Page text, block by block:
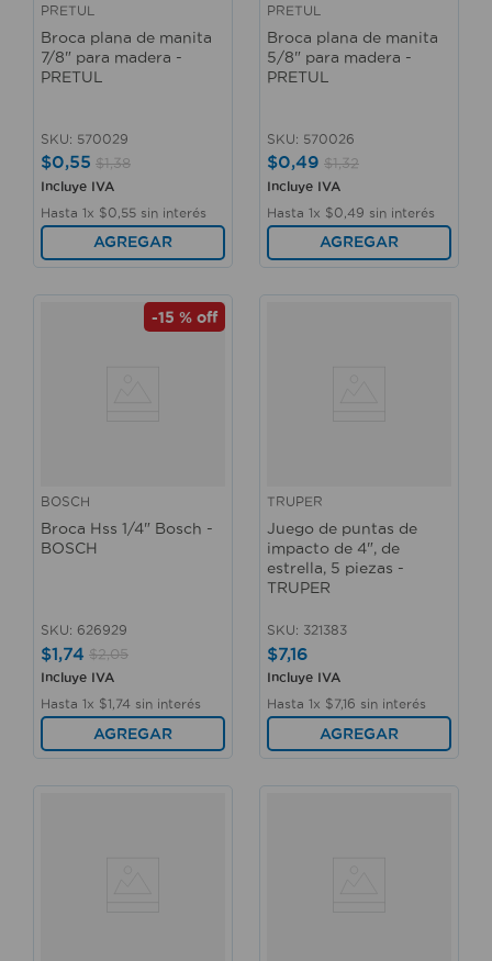
PRETUL
Broca plana de manita
7/8" para madera -
PRETUL
SKU: 570029
$0,55 $1,38
Incluye IVA
Hasta 1x $0 55 sin interés
AGREGAR
PRETUL
Broca plana de manita
5/8" para madera -
PRETUL
SKU: 570026
$0,49 $1,32
Incluye IVA
Hasta 1x $0 49 sin interés
AGREGAR
-15 % off
BOSCH
Broca Hss 1/4" Bosch -
BOSCH
SKU: 626929
$1,74 $2,05
Incluye IVA
Hasta 1x $1 74 sin interés
AGREGAR
TRUPER
Juego de puntas de
impacto de 4", de
estrella, 5 piezas -
TRUPER
SKU: 321383
$7,16
Incluye IVA
Hasta 1x $7,16 sin interés
AGREGAR